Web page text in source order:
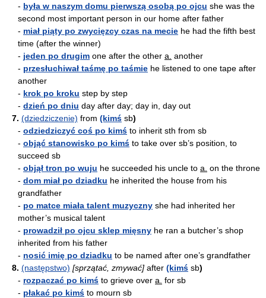
- była w naszym domu pierwszą osobą po ojcu she was the
second most important person in our home after father
- miał piąty po zwycięzcy czas na mecie he had the fifth best
time (after the winner)
- jeden po drugim one after the other a. another
- przesłuchiwał taśmę po taśmie he listened to one tape after
another
- krok po kroku step by step
- dzień po dniu day after day; day in, day out
7. (dziedziczenie) from (kimś sb)
- odziedziczyć coś po kimś to inherit sth from sb
- objąć stanowisko po kimś to take over sb’s position, to
succeed sb
- objął tron po wuju he succeeded his uncle to a. on the throne
- dom miał po dziadku he inherited the house from his
grandfather
- po matce miała talent muzyczny she had inherited her
mother’s musical talent
- prowadził po ojcu sklep mięsny he ran a butcher’s shop
inherited from his father
- nosić imię po dziadku to be named after one’s grandfather
8. (następstwo) [sprzątać, zmywać] after (kimś sb)
- rozpaczać po kimś to grieve over a. for sb
- płakać po kimś to mourn sb